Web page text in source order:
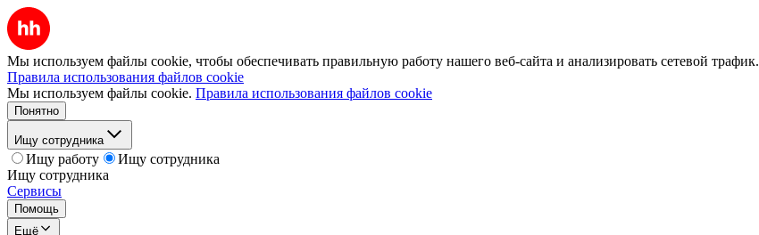
Мы используем файлы cookie, чтобы обеспечивать правильную работу нашего веб-сайта и анализировать сетевой трафик.
Правила использования файлов cookie
Мы используем файлы cookie. Правила использования файлов cookie
Понятно
Ищу сотрудника
Ищу работу
Ищу сотрудника
Ищу сотрудника
Сервисы
Помощь
Ещё